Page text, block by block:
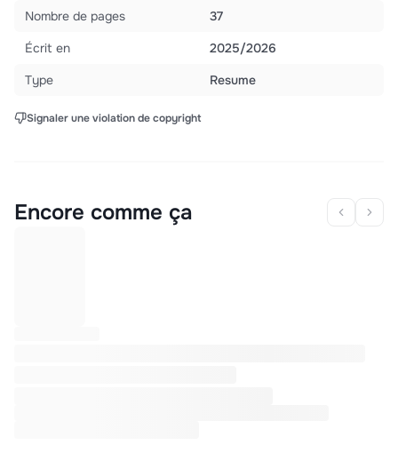
Nombre de pages
37
Écrit en
2025/2026
Type
Resume
Signaler une violation de copyright
Encore comme ça